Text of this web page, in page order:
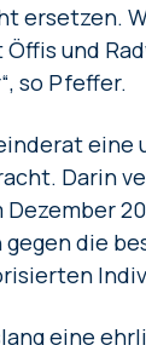
ersetzen.
und
so Pfeffer.
eine
Darin
die
eine